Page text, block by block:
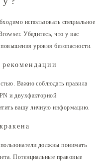
использовать специальное
Убедитесь, что у вас
уровня безопасности.
Важно соблюдать правила
и двухфакторной
вашу личную информацию.
должны понимать
Потенциальные правовые